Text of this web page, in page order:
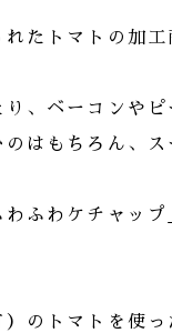
たトマトの加
、ベーコンや
はもちろん、
ふわケチャッ
のトマトを使